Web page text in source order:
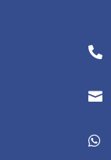


